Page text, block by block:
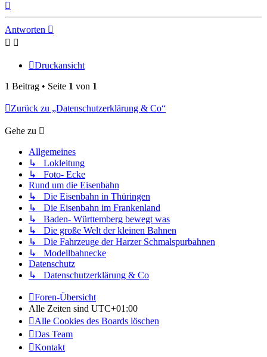
Antworten
Druckansicht
1 Beitrag • Seite 1 von 1
Zurück zu „Datenschutzerklärung & Co“
Gehe zu
Allgemeines
↳ Lokleitung
↳ Foto- Ecke
Rund um die Eisenbahn
↳ Die Eisenbahn in Thüringen
↳ Die Eisenbahn im Frankenland
↳ Baden- Württemberg bewegt was
↳ Die große Welt der kleinen Bahnen
↳ Die Fahrzeuge der Harzer Schmalspurbahnen
↳ Modellbahnecke
Datenschutz
↳ Datenschutzerklärung & Co
Foren-Übersicht
Alle Zeiten sind UTC+01:00
Alle Cookies des Boards löschen
Das Team
Kontakt